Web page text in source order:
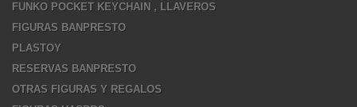
FUNKO POCKET KEYCHAIN , LLAVEROS
FIGURAS BANPRESTO
PLASTOY
RESERVAS BANPRESTO
OTRAS FIGURAS Y REGALOS